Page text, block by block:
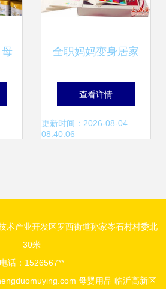
全职妈妈变身居家
创业家 孕婴用品代
理，不出门也能掘
查看详情
更新时间：2026-08-04
08:40:06
术产业开发区罗西街道孙家岑石村村委北
30米
电话：1526567**
母婴用品 临沂高新区